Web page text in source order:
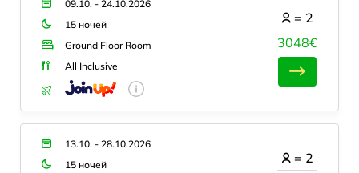
09.10. - 24.10.2026
15 ночей
Ground Floor Room
All Inclusive
3048€
= 2
13.10. - 28.10.2026
15 ночей
= 2